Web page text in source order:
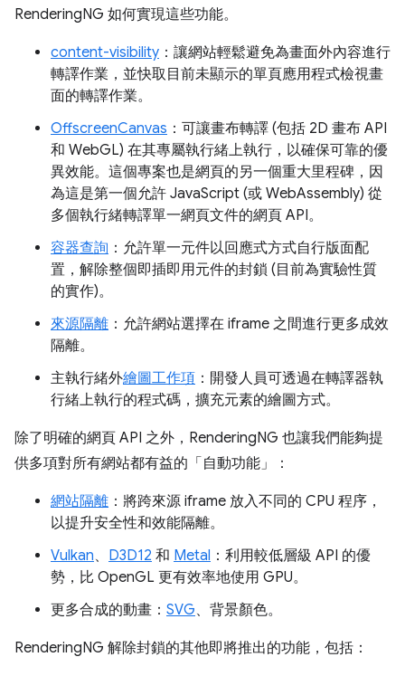
RenderingNG 如何實現這些功能。
content-visibility ：讓網站輕鬆避免為畫面外內容進行
轉譯作業，並快取目前未顯示的單頁應用程式檢視畫
面的轉譯作業。
OffscreenCanvas ：可讓畫布轉譯 (包括 2D 畫布 API
和 WebGL) 在其專屬執行緒上執行，以確保可靠的優
異效能。這個專案也是網頁的另一個重大里程碑，因
為這是第一個允許 JavaScript (或 WebAssembly) 從
多個執行緒轉譯單一網頁文件的網頁 API。
容器查詢 ：允許單一元件以回應式方式自行版面配
置，解除整個即插即用元件的封鎖 (目前為實驗性質
的實作)。
來源隔離 ：允許網站選擇在 iframe 之間進行更多成效
隔離。
主執行緒外繪圖工作項 ：開發人員可透過在轉譯器執
行緒上執行的程式碼，擴充元素的繪圖方式。
除了明確的網頁 API 之外，RenderingNG 也讓我們能夠提
供多項對所有網站都有益的「自動功能」：
網站隔離 ：將跨來源 iframe 放入不同的 CPU 程序，
以提升安全性和效能隔離。
Vulkan、 D3D12 和 Metal ：利用較低層級 API 的優
勢，比 OpenGL 更有效率地使用 GPU。
更多合成的動畫： SVG、背景顏色。
RenderingNG 解除封鎖的其他即將推出的功能，包括：